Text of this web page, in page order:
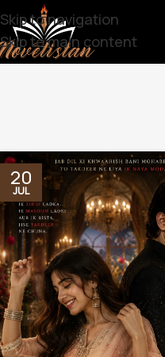
Skip to navigation
Skip to main content
20
JUL